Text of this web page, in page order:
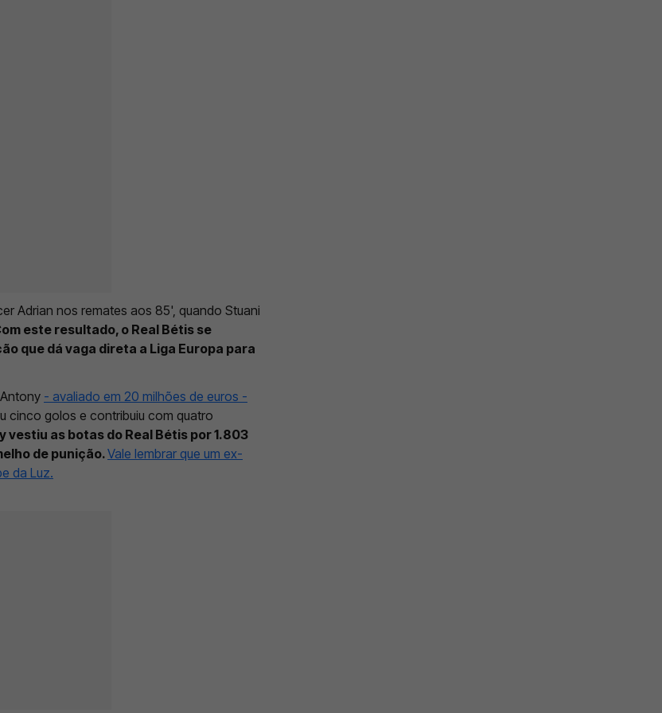
Adrian nos remates aos 85', quando Stuani
este resultado, o Real Bétis se
que dá vaga direta a Liga Europa para
- avaliado em 20 milhões de euros -
cinco golos e contribuiu com quatro
vestiu as botas do Real Bétis por 1.803
de punição.Vale lembrar que um ex-
da Luz.